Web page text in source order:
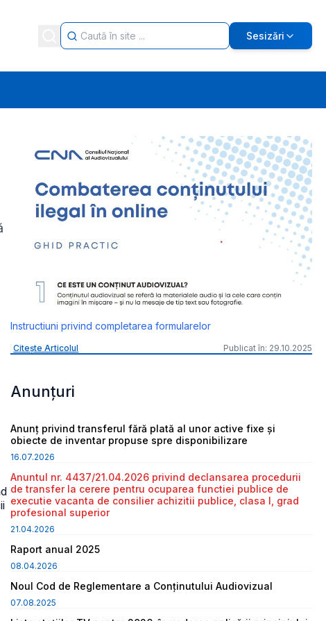
Sesizări
Instructiuni privind completarea formularelor
Citește Articolul Publicat în: 29.10.2025
Anunțuri
Anunț privind transferul fără plată al unor active fixe și
obiecte de inventar propuse spre disponibilizare
16.07.2026
Anuntul nr. 4437/21.04.2026 privind declansarea procedurii
de transfer la cerere pentru ocuparea functiei publice de
executie vacanta de consilier achizitii publice, clasa I, grad
profesional superior
21.04.2026
Raport anual 2025
08.04.2026
Noul Cod de Reglementare a Conținutului Audiovizual
07.08.2025